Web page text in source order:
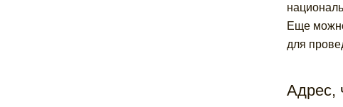
Еще
для
Адрес,